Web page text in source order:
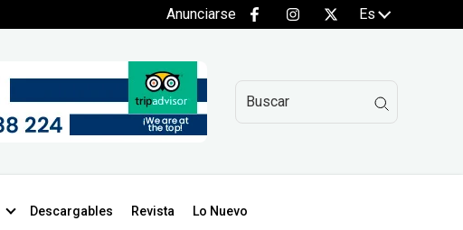
Anunciarse Es
Descargables Revista Lo Nuevo